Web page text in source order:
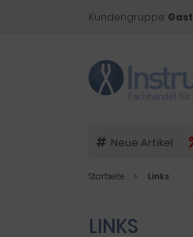
Kundengruppe: Gast
Neue Artikel
Startseite Links
LINKS